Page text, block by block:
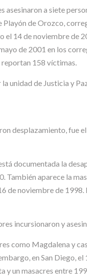
a siete
de Orozco,
14 de noviembre de
de 2001 en los
reportan 158 víctimas.
unidad de Justicia y
desplazamiento, fue
documentada la
También aparece la
de noviembre de
incursionaron y
como Magdalena y
en San Diego,
y un masacres entre